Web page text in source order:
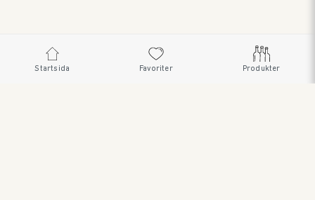
Startsida Favoriter Produkter